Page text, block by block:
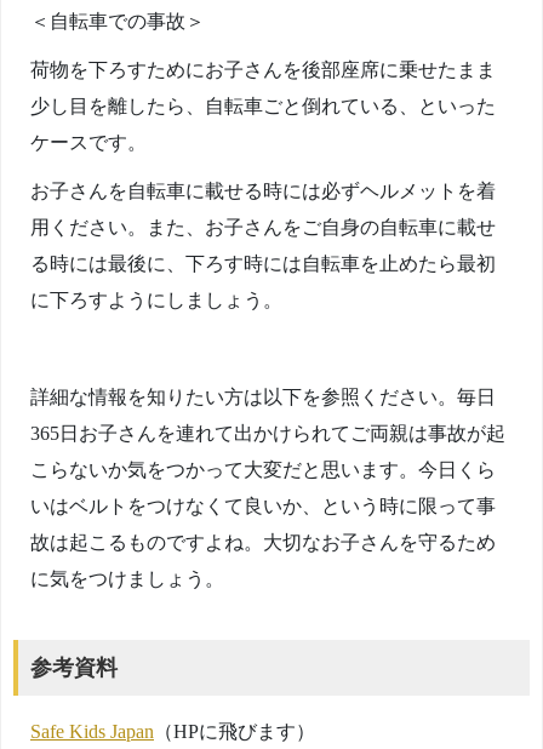
＜自転車での事故＞
荷物を下ろすためにお子さんを後部座席に乗せたまま
少し目を離したら、自転車ごと倒れている、といった
ケースです。
お子さんを自転車に載せる時には必ずヘルメットを着
用ください。また、お子さんをご自身の自転車に載せ
る時には最後に、下ろす時には自転車を止めたら最初
に下ろすようにしましょう。
詳細な情報を知りたい方は以下を参照ください。毎日
365日お子さんを連れて出かけられてご両親は事故が起
こらないか気をつかって大変だと思います。今日くら
いはベルトをつけなくて良いか、という時に限って事
故は起こるものですよね。大切なお子さんを守るため
に気をつけましょう。
参考資料
Safe Kids Japan （HPに飛びます）